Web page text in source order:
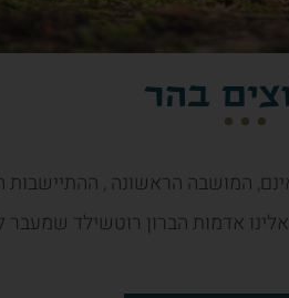
בהר
המושבה הראשונה , ההתיישבות
אדמות הברון רוטשילד שמעבר